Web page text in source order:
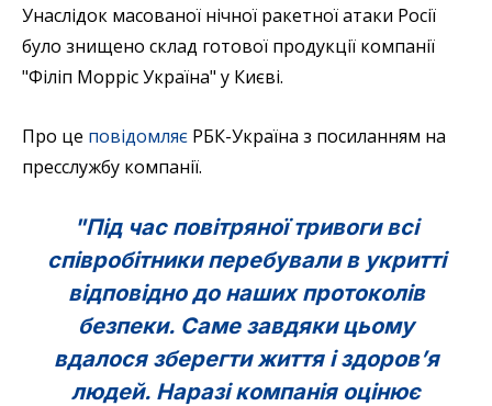
Унаслідок масованої нічної ракетної атаки Росії
було знищено склад готової продукції компанії
"Філіп Морріс Україна" у Києві.
Про це повідомляє РБК-Україна з посиланням на
пресслужбу компанії.
"Під час повітряної тривоги всі
співробітники перебували в укритті
відповідно до наших протоколів
безпеки. Саме завдяки цьому
вдалося зберегти життя і здоров’я
людей. Наразі компанія оцінює